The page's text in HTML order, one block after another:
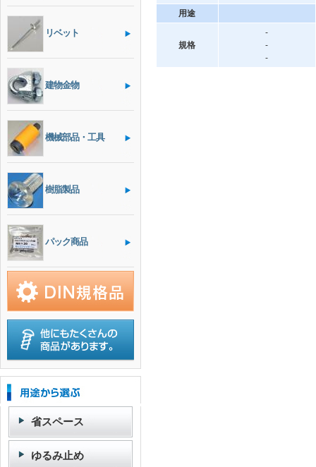
リベット
建物金物
機械部品・工具
樹脂製品
パック商品
省スペース
ゆるみ止め
用途
規格
-
-
-